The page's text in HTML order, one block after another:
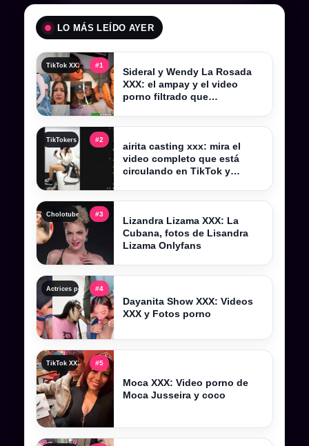
LO MÁS LEÍDO AYER
#1
TikTok XXX , tiktokers xxx y videos filtrados completos
Sideral y Wendy La Rosada
XXX: el ampay y el video
porno filtrado que
#2
TikTokers XXX peruanas, videos filtrados y contenido completo actualizado
airita casting xxx: mira el
video completo que está
circulando en TikTok y
#3
Cholotube 2026, cholotube peru y contenido actualizado
Lizandra Lizama XXX: La
Cubana, fotos de Lisandra
Lizama Onlyfans
#4
Actrices porno y actrices xxx: perfiles, categorías y tendencias
Dayanita Show XXX: Videos
XXX y Fotos porno
#5
TikTok XXX , tiktokers xxx y videos filtrados completos
Moca XXX: Video porno de
Moca Jusseira y coco